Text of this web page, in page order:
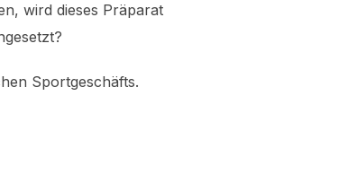
wird dieses Präparat
Sportgeschäfts.